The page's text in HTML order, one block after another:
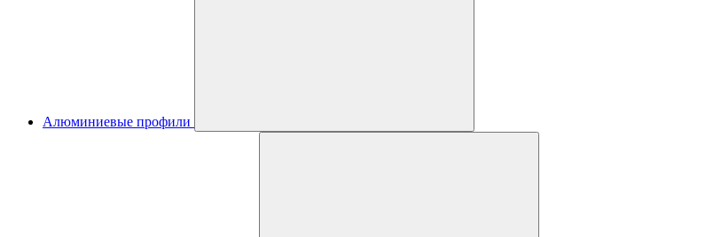
Алюминиевые профили